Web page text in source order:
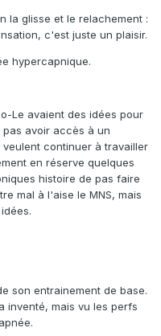
la glisse et le relachement :
c'est juste un plaisir.
hypercapnique.
Le avaient des idées pour
avoir accès à un
continuer à travailler
en réserve quelques
histoire de pas faire
mal à l'aise le MNS, mais
son entrainement de base.
inventé, mais vu les perfs